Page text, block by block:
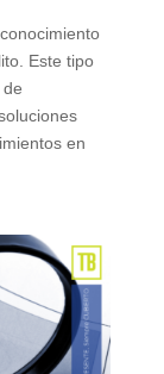
Este tipo
en